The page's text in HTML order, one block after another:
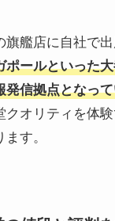
艦店に自社で出
ポールといった
発信拠点となっ
オリティを体験
す。